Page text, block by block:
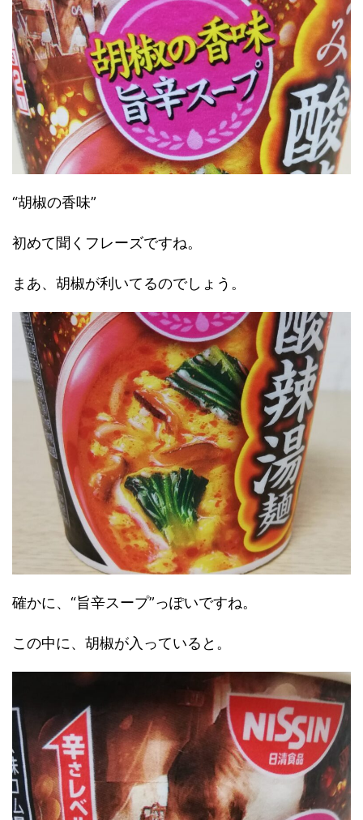
“胡椒の香味”
初めて聞くフレーズですね。
まあ、胡椒が利いてるのでしょう。
確かに、“旨辛スープ”っぽいですね。
この中に、胡椒が入っていると。